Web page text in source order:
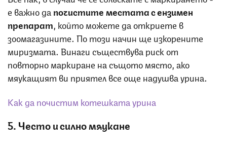
е важно да почистите местата с ензимен
препарат , който можете да откриете в
зоомагазините. По този начин ще изкорените
миризмата. Винаги съществува риск от
повторно маркиране на същото място, ако
мяукащият ви приятел все още надушва урина.
Как да почистим котешката урина
5. Често и силно мяукане